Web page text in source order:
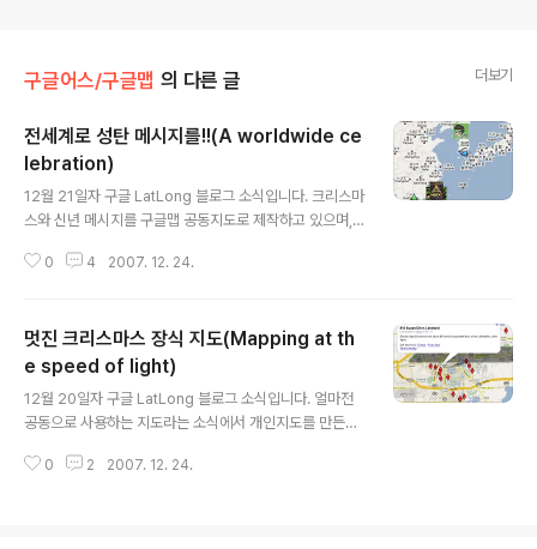
구글어스/구글맵 의 다른 글 더보기
전세계로 성탄 메시지를!!(A worldwide ce
lebration)
12월 21일자 구글 LatLong 블로그 소식입니다. 크리스마
스와 신년 메시지를 구글맵 공동지도로 제작하고 있으며,
크리스마스 장식 지도와 마찬가지로 이 지도도 공동지도입
사용중인 메일을 사용해서도 만들 수 있으니, 크리스마스
메시지를 만들어 가족이나 친지에게 보내고 싶으시다면 꼭
한번 해보시길 권해드립니다. 아래 지도를 보시면 서울에
제 아이콘이 보이실 겁니다. 당연히 이 글을 보면서 제가 삽
은 구글맵에 사용자 아이콘 삽입가능을 참고하시면 되시구
0 4 2007. 12. 24.
멋진 크리스마스 장식 지도(Mapping at th
e speed of light)
12월 20일자 구글 LatLong 블로그 소식입니다. 얼마전
공동으로 사용하는 지도라는 소식에서 개인지도를 만든
하여, 여러 사람이 함께 편집할 수 있게 되었다는 소식을 알
0 2 2007. 12. 24.